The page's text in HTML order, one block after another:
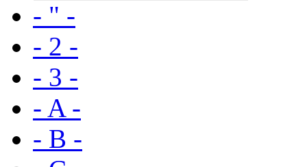
- " -
- 2 -
- 3 -
- A -
- B -